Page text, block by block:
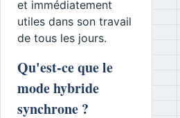
et immédiatement
utiles dans son travail
de tous les jours.
Qu'est-ce que le
mode hybride
synchrone ?